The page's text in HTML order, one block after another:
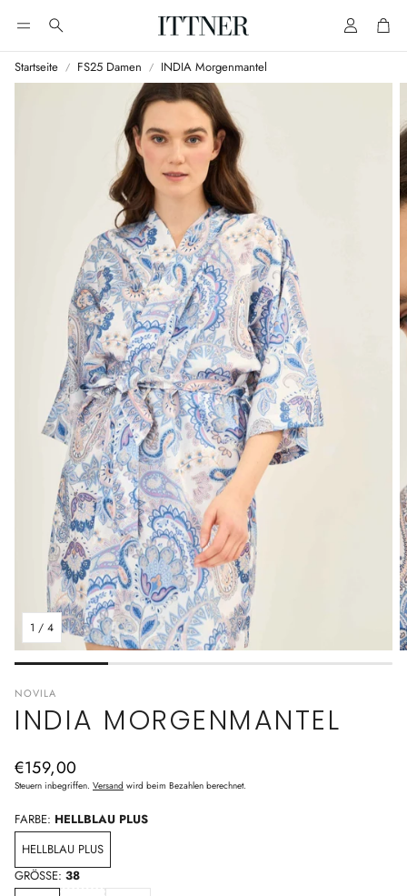
Suche AccountCart
Startseite FS25 Damen INDIA Morgenmantel
1 / 4
NOVILA
INDIA MORGENMANTEL
Normaler
Preis
€159,00
Steuern inbegriffen. Versand wird beim Bezahlen berechnet.
FARBE: HELLBLAU PLUS
HELLBLAU PLUS
GRÖSSE: 38